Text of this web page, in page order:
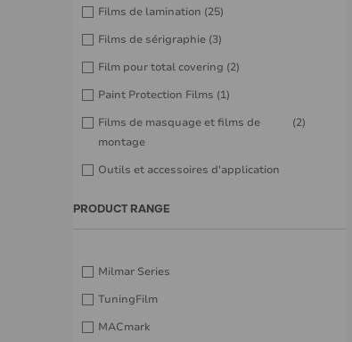
Films de lamination (25)
Films de sérigraphie (3)
Film pour total covering (2)
Paint Protection Films (1)
Films de masquage et films de
montage
(2)
Outils et accessoires d'application
PRODUCT RANGE
Milmar Series
TuningFilm
MACmark